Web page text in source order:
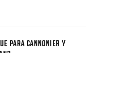
PARA CANNONIER Y